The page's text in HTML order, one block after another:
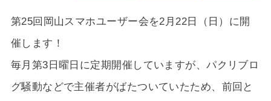
第25回岡山スマホユーザー会を2月22日（日）に開
催します！
毎月第3日曜日に定期開催していますが、パクリブロ
グ騒動などで主催者がばたついていたため、前回と